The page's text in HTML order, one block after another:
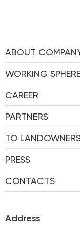
ABOUT
WORKING
CAREER
PARTNERS
TO
PRESS
CONTACTS
Address